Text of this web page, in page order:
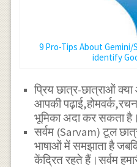
9 Pro-Tips About
identify
प्रिय छात्र-छात्राओं
आपकी
भूमिका अदा कर सकता है।
सर्वम (Sarvam) टूल
भाषाओं में समझाता है
केंद्रित रहते हैं।सर्वम